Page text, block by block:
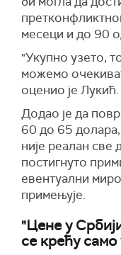
месеци и до 90
"Укупно узето,
можемо
оценио је Лукић.
Додао је да
60 до 65 долара,
није реалан све
постигнуто
евентуални
примењује.
"Цене у
се крећу само